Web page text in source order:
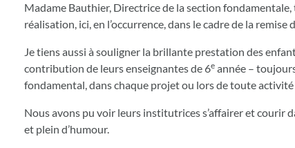
Madame Bauthier, Directrice de la section
réalisation, ici, en l’occurrence, dans le cadre de la remise
Je tiens aussi à souligner la brillante prestation des
contribution de leurs enseignantes de 6e année –
fondamental, dans chaque projet ou lors de toute
Nous avons pu voir leurs institutrices s’affairer et courir
et plein d’humour.